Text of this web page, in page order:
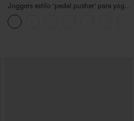
Joggers estilo 'pedal pusher' para yoga
de talle alto, fruncidos y jaspeados, con
bolsillos